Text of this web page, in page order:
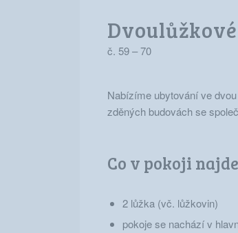
č. 59 – 70
Nabízíme ubytování ve
zděných budovách se
Co v pokoji
2 lůžka (vč. lůžkovin)
pokoje se nachází v